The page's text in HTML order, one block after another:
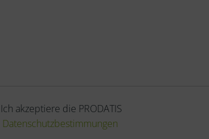
Ich akzeptiere die PRODATIS
Datenschutzbestimmungen